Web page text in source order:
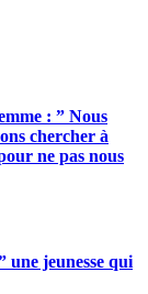
: ” Nous
chercher à
ne pas nous
une jeunesse qui